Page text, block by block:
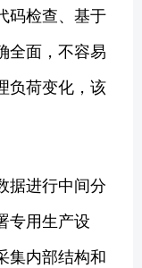
码检查、基于
全面，不容易
负荷变化，该
据进行中间分
专用生产设
集内部结构和